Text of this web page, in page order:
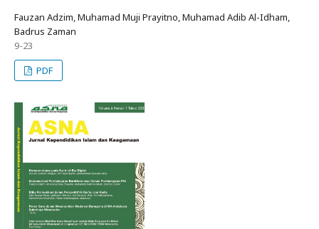
Fauzan Adzim, Muhamad Muji Prayitno, Muhamad Adib Al-Idham,
Badrus Zaman
9-23
PDF